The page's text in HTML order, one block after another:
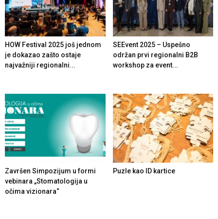
HOW Festival 2025 još jednom
je dokazao zašto ostaje
najvažniji regionalni...
SEEvent 2025 – Uspešno
održan prvi regionalni B2B
workshop za event...
Završen Simpozijum u formi
vebinara „Stomatologija u
očima vizionara“
Puzle kao ID kartice